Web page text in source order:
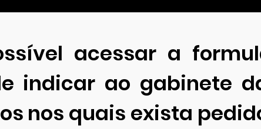
acessar a
indicar ao gabinete
nos quais exista